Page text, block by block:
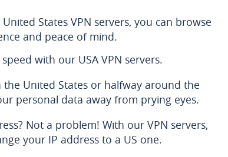
States VPN servers, you can browse
and peace of mind.
with our USA VPN servers.
United States or halfway around the
personal data away from prying eyes.
Not a problem! With our VPN servers,
your IP address to a US one.